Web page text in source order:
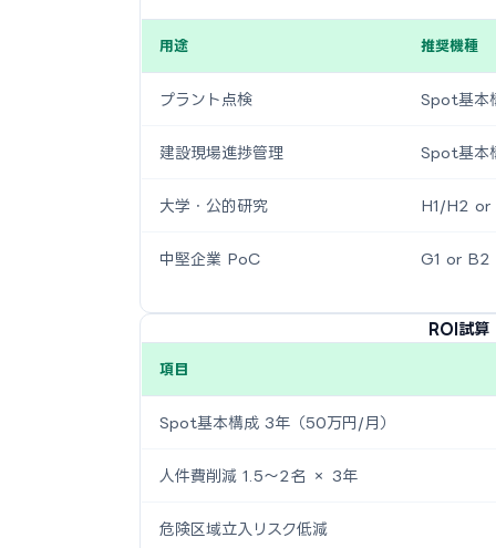
用途 推奨機種
プラント点検 Spot基本
建設現場進捗管理 Spot基本
大学・公的研究 H1/H2 or
中堅企業 PoC G1 or B2
ROI試算
項目
Spot基本構成 3年（50万円/月）
人件費削減 1.5〜2名 × 3年
危険区域立入リスク低減